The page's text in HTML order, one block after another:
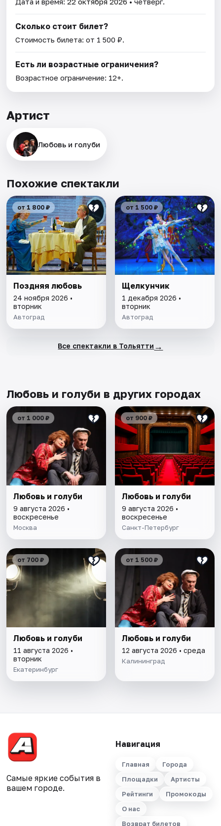
Сколько стоит билет?
Стоимость билета: от 1 500 ₽.
Есть ли возрастные ограничения?
Возрастное ограничение: 12+.
Артист
Любовь и голуби
Похожие спектакли
от 1 800 ₽
Поздняя любовь
24 ноября 2026 •
вторник
Автоград
от 1 500 ₽
Щелкунчик
1 декабря 2026 •
вторник
Автоград
Все спектакли в Тольятти →
Любовь и голуби в других городах
от 1 000 ₽
Любовь и голуби
9 августа 2026 •
воскресенье
Москва
от 900 ₽
Любовь и голуби
9 августа 2026 •
воскресенье
Санкт-Петербург
от 700 ₽
Любовь и голуби
11 августа 2026 •
вторник
Екатеринбург
от 1 500 ₽
Любовь и голуби
12 августа 2026 • среда
Калининград
Самые яркие события в
вашем городе.
Навигация
Главная
Города
Площадки
Артисты
Рейтинги
Промокоды
О нас
Возврат билетов